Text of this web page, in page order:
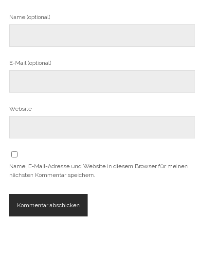
Name (optional)
E-Mail (optional)
Website
Name, E-Mail-Adresse und Website in diesem Browser für meinen
nächsten Kommentar speichern.